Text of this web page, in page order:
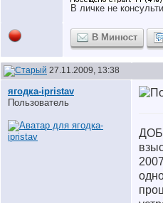
В личке не
В Минюст
27.11.2009, 13:38
ягодка-ipristav
Пользователь